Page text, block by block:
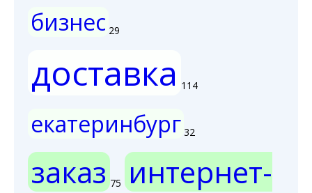
бизнес 29
доставка 114
екатеринбург 32
заказ 75
интернет-